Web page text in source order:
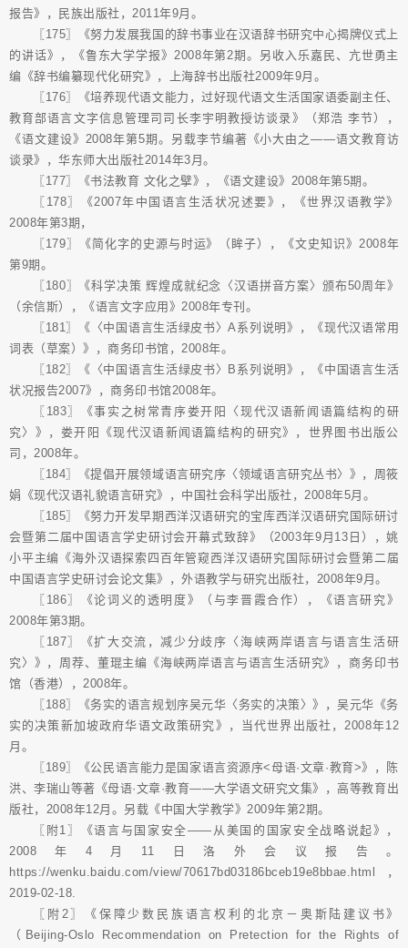
报告》，民族出版社，2011年9月。
〖175〗《努力发展我国的辞书事业在汉语辞书研究中心揭牌仪式上
的讲话》，《鲁东大学学报》2008年第2期。另收入乐嘉民、亢世勇主
编《辞书编纂现代化研究》，上海辞书出版社2009年9月。
〖176〗《培养现代语文能力，过好现代语文生活国家语委副主任、
教育部语言文字信息管理司司长李宇明教授访谈录》（郑浩 李节），
《语文建设》2008年第5期。另载李节编著《小大由之——语文教育访
谈录》，华东师大出版社2014年3月。
〖177〗《书法教育 文化之擘》，《语文建设》2008年第5期。
〖178〗《2007年中国语言生活状况述要》，《世界汉语教学》
2008年第3期，
〖179〗《简化字的史源与时运》（眸子），《文史知识》2008年
第9期。
〖180〗《科学决策 辉煌成就纪念〈汉语拼音方案〉颁布50周年》
（余信斯），《语言文字应用》2008年专刊。
〖181〗《〈中国语言生活绿皮书〉A系列说明》，《现代汉语常用
词表（草案）》，商务印书馆，2008年。
〖182〗《〈中国语言生活绿皮书〉B系列说明》，《中国语言生活
状况报告2007》，商务印书馆2008年。
〖183〗《事实之树常青序娄开阳〈现代汉语新闻语篇结构的研
究〉》，娄开阳《现代汉语新闻语篇结构的研究》，世界图书出版公
司，2008年。
〖184〗《提倡开展领域语言研究序〈领域语言研究丛书〉》，周筱
娟《现代汉语礼貌语言研究》，中国社会科学出版社，2008年5月。
〖185〗《努力开发早期西洋汉语研究的宝库西洋汉语研究国际研讨
会暨第二届中国语言学史研讨会开幕式致辞》（2003年9月13日），姚
小平主编《海外汉语探索四百年管窥西洋汉语研究国际研讨会暨第二届
中国语言学史研讨会论文集》，外语教学与研究出版社，2008年9月。
〖186〗《论词义的透明度》（与李晋霞合作），《语言研究》
2008年第3期。
〖187〗《扩大交流，减少分歧序〈海峡两岸语言与语言生活研
究〉》，周荐、董琨主编《海峡两岸语言与语言生活研究》，商务印书
馆（香港），2008年。
〖188〗《务实的语言规划序吴元华〈务实的决策〉》，吴元华《务
实的决策新加坡政府华语文政策研究》，当代世界出版社，2008年12
月。
〖189〗《公民语言能力是国家语言资源序<母语·文章·教育>》，陈
洪、李瑞山等著《母语·文章·教育——大学语文研究文集》，高等教育出
版社，2008年12月。另载《中国大学教学》2009年第2期。
〖附1〗《语言与国家安全——从美国的国家安全战略说起》，
2008年4月11日洛外会议报告。
https://wenku.baidu.com/view/70617bd03186bceb19e8bbae.html，
2019-02-18.
〖附2〗《保障少数民族语言权利的北京－奥斯陆建议书》
（Beijing-Oslo Recommendation on Pretection for the Rights of